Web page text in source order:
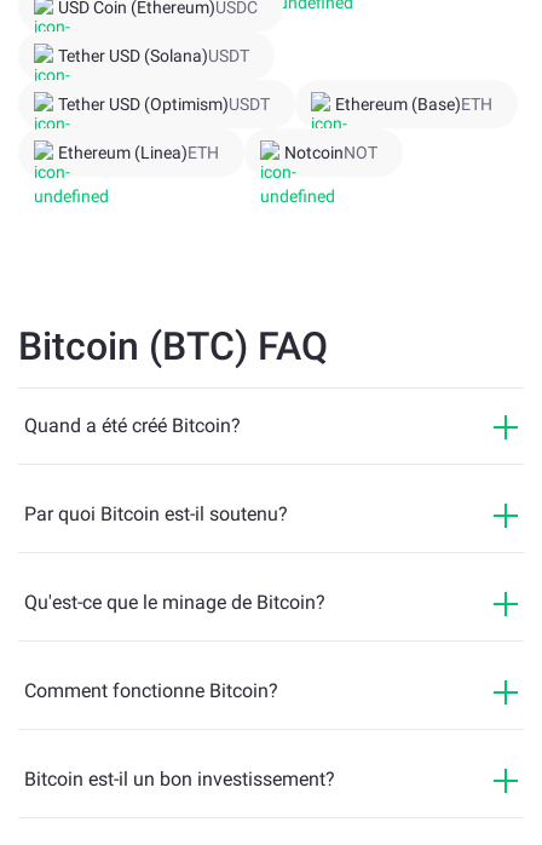
limité de 21 millions de BTC, qui sera entièrement extrait
aux alentours de 2140. Cet approvisionnement limité rend
BTC plus attrayant pour les investisseurs.
USD Coin (Ethereum)USDC
Tether USD (Solana)USDT
Tether USD (Optimism)USDT Ethereum (Base)ETH
Ethereum (Linea)ETH NotcoinNOT
Bitcoin (BTC) FAQ
Quand a été créé Bitcoin?
Par quoi Bitcoin est-il soutenu?
Qu'est-ce que le minage de Bitcoin?
Comment fonctionne Bitcoin?
Bitcoin est-il un bon investissement?